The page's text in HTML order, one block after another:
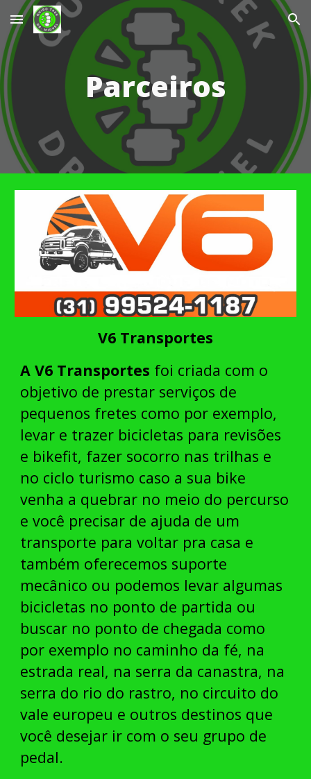
Skip to main content Skip to navigation
Parceiros
V6 Transportes
A V6 Transportes foi criada com o
objetivo de prestar serviços de
pequenos fretes como por exemplo,
levar e trazer bicicletas para revisões
e bikefit, fazer socorro nas trilhas e
no ciclo turismo caso a sua bike
venha a quebrar no meio do percurso
e você precisar de ajuda de um
transporte para voltar pra casa e
também oferecemos suporte
mecânico ou podemos levar algumas
bicicletas no ponto de partida ou
buscar no ponto de chegada como
por exemplo no caminho da fé, na
estrada real, na serra da canastra, na
serra do rio do rastro, no circuito do
vale europeu e outros destinos que
você desejar ir com o seu grupo de
pedal.